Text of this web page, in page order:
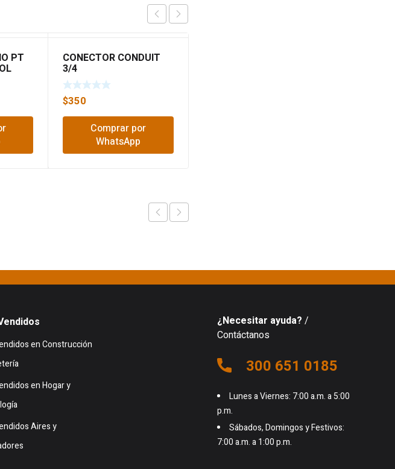
PT CONECTOR CONDUIT
3/4
$350
Comprar por
WhatsApp
en Construcción
en Hogar y
Aires y
¿Necesitar ayuda? /
Contáctanos
300 651 0185
Lunes a Viernes: 7:00 a.m. a 5:00
p.m.
Sábados, Domingos y Festivos:
7:00 a.m. a 1:00 p.m.